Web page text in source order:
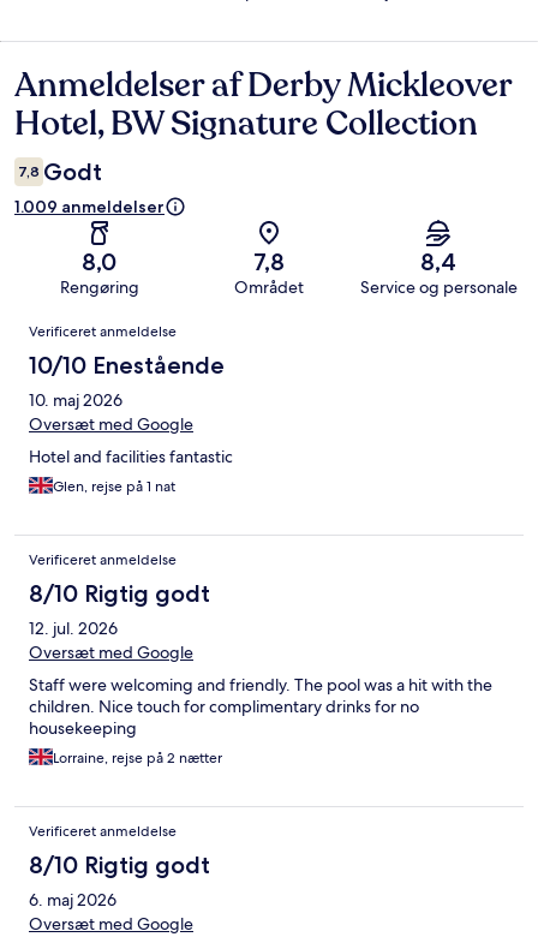
Anmeldelser
Anmeldelser af Derby Mickleover
Hotel, BW Signature Collection
7,8 Godt
1.009 anmeldelser
8,0
Rengøring
7,8
Området
8,4
Service og personale
Anmeldelser
Verificeret anmeldelse
10/10 Enestående
10. maj 2026
Oversæt med Google
Hotel and facilities fantastic
Glen, rejse på 1 nat
Verificeret anmeldelse
8/10 Rigtig godt
12. jul. 2026
Oversæt med Google
Staff were welcoming and friendly. The pool was a hit with the
children. Nice touch for complimentary drinks for no
housekeeping
Lorraine, rejse på 2 nætter
Verificeret anmeldelse
8/10 Rigtig godt
6. maj 2026
Oversæt med Google